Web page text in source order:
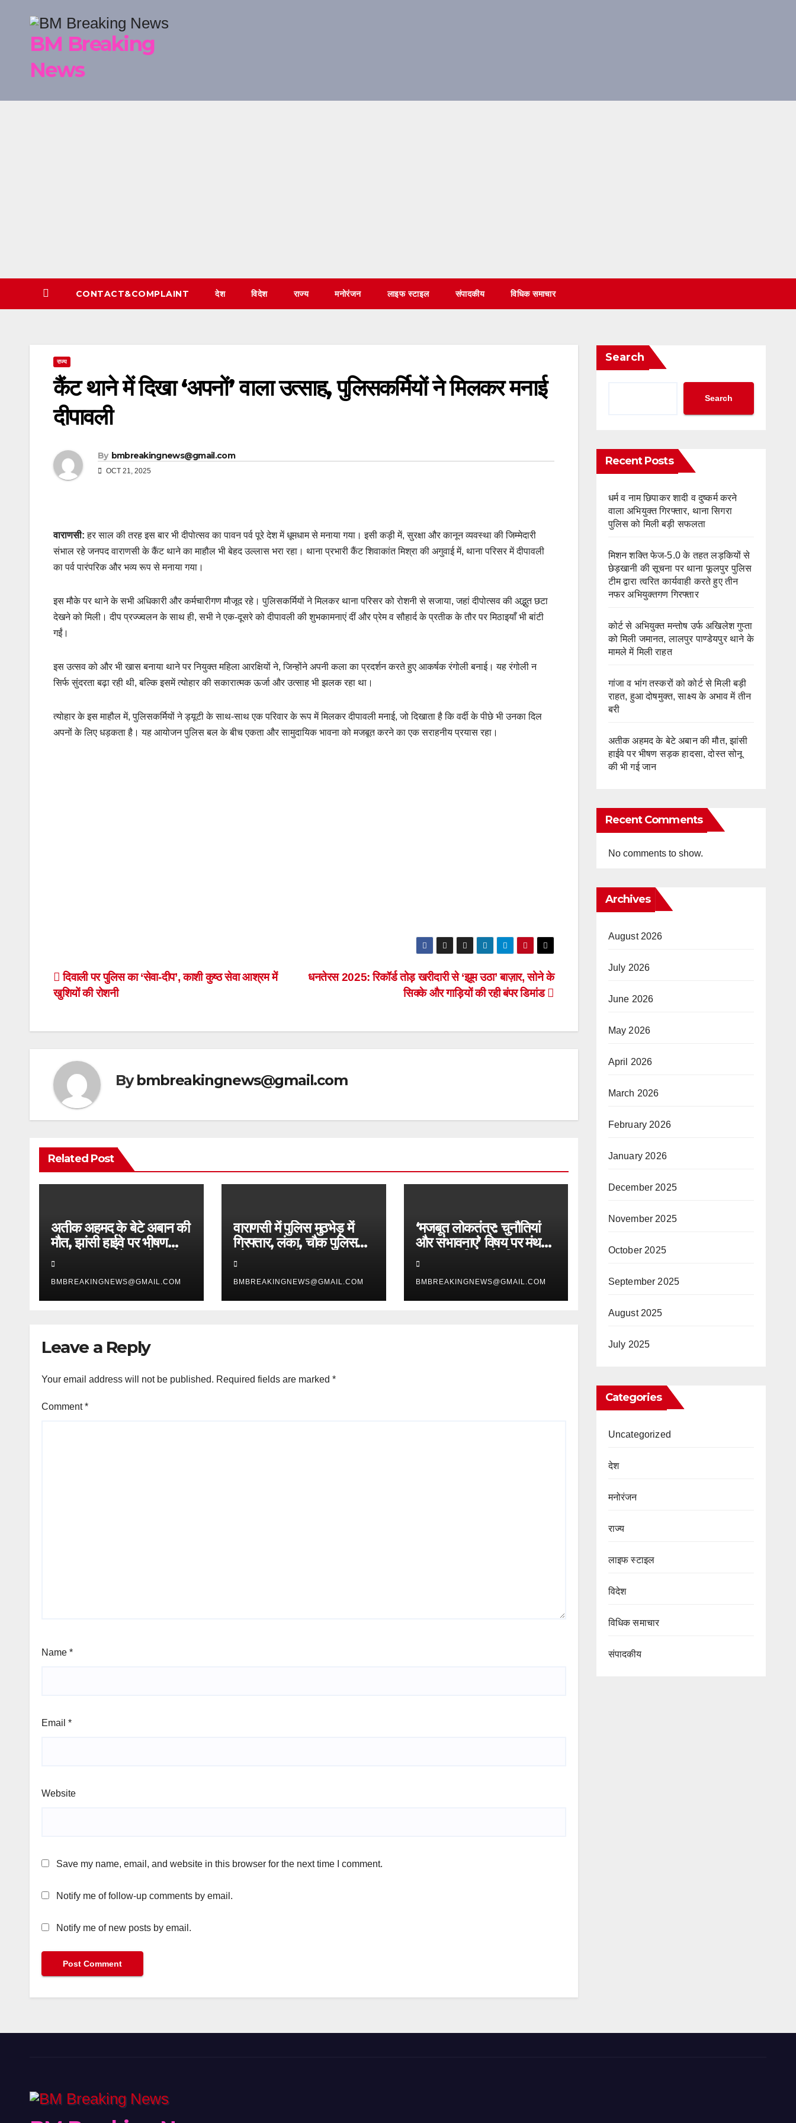
BM Breaking
News
CONTACT&COMPLAINT देश विदेश राज्य मनोरंजन लाइफ स्टाइल संपादकीय विधिक समाचार
राज्य
कैंट थाने में दिखा ‘अपनों’ वाला उत्साह, पुलिसकर्मियों ने मिलकर मनाई
दीपावली
By bmbreakingnews@gmail.com
OCT 21, 2025
वाराणसी: हर साल की तरह इस बार भी दीपोत्सव का पावन पर्व पूरे देश में धूमधाम से मनाया गया। इसी कड़ी में, सुरक्षा और कानून व्यवस्था की जिम्मेदारी
संभाल रहे जनपद वाराणसी के कैंट थाने का माहौल भी बेहद उल्लास भरा रहा। थाना प्रभारी कैंट शिवाकांत मिश्रा की अगुवाई में, थाना परिसर में दीपावली
का पर्व पारंपरिक और भव्य रूप से मनाया गया।
इस मौके पर थाने के सभी अधिकारी और कर्मचारीगण मौजूद रहे। पुलिसकर्मियों ने मिलकर थाना परिसर को रोशनी से सजाया, जहां दीपोत्सव की अद्भुत छटा
देखने को मिली। दीप प्रज्ज्वलन के साथ ही, सभी ने एक-दूसरे को दीपावली की शुभकामनाएं दीं और प्रेम व सौहार्द के प्रतीक के तौर पर मिठाइयाँ भी बांटी
गईं।
इस उत्सव को और भी खास बनाया थाने पर नियुक्त महिला आरक्षियों ने, जिन्होंने अपनी कला का प्रदर्शन करते हुए आकर्षक रंगोली बनाई। यह रंगोली न
सिर्फ सुंदरता बढ़ा रही थी, बल्कि इसमें त्योहार की सकारात्मक ऊर्जा और उत्साह भी झलक रहा था।
त्योहार के इस माहौल में, पुलिसकर्मियों ने ड्यूटी के साथ-साथ एक परिवार के रूप में मिलकर दीपावली मनाई, जो दिखाता है कि वर्दी के पीछे भी उनका दिल
अपनों के लिए धड़कता है। यह आयोजन पुलिस बल के बीच एकता और सामुदायिक भावना को मजबूत करने का एक सराहनीय प्रयास रहा।
Post
navigation
धनतेरस 2025: रिकॉर्ड तोड़ खरीदारी से ‘झूम उठा’ बाज़ार, सोने के
सिक्के और गाड़ियों की रही बंपर डिमांड
दिवाली पर पुलिस का ‘सेवा-दीप’, काशी कुष्ठ सेवा आश्रम में
खुशियों की रोशनी
Bybmbreakingnews@gmail.com
Related Post
अतीक अहमद के बेटे अबान की
मौत, झांसी हाईवे पर भीषण
सड़क हादसा, दोस्त सोनू की
भी गई जान
BMBREAKINGNEWS@GMAIL.COM
वाराणसी में पुलिस मुठभेड़ में
गिरफ्तार, लंका, चौक पुलिस
और SOG की बड़ी सफलता,
2 शातिर लुटेरे चढ़े हत्थे
BMBREAKINGNEWS@GMAIL.COM
‘मजबूत लोकतंत्र: चुनौतियां
और संभावनाएं’ विषय पर मंथन,
प्रबुद्ध नागरिक और विचारक हुए
सम्मानित
BMBREAKINGNEWS@GMAIL.COM
Leave a Reply
Your email address will not be published. Required fields are marked *
Comment*
Name *
Email *
Website
Save my name, email, and website in this browser for the next time I comment.
Notify me of follow-up comments by email.
Notify me of new posts by email.
Search
Search
Recent Posts
धर्म व नाम छिपाकर शादी व दुष्कर्म करने
वाला अभियुक्त गिरफ्तार, थाना सिगरा
पुलिस को मिली बड़ी सफलता
मिशन शक्ति फेज-5.0 के तहत लड़कियों से
छेड़खानी की सूचना पर थाना फूलपुर पुलिस
टीम द्वारा त्वरित कार्यवाही करते हुए तीन
नफर अभियुक्तगण गिरफ्तार
कोर्ट से अभियुक्त मन्तोष उर्फ अखिलेश गुप्ता
को मिली जमानत, लालपुर पाण्डेयपुर थाने के
मामले में मिली राहत
गांजा व भांग तस्करों को कोर्ट से मिली बड़ी
राहत, हुआ दोषमुक्त, साक्ष्य के अभाव में तीन
बरी
अतीक अहमद के बेटे अबान की मौत, झांसी
हाईवे पर भीषण सड़क हादसा, दोस्त सोनू
की भी गई जान
Recent Comments
No comments to show.
Archives
August 2026
July 2026
June 2026
May 2026
April 2026
March 2026
February 2026
January 2026
December 2025
November 2025
October 2025
September 2025
August 2025
July 2025
Categories
Uncategorized
देश
मनोरंजन
राज्य
लाइफ स्टाइल
विदेश
विधिक समाचार
संपादकीय